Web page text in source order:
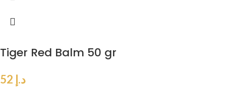
Tiger Red Balm 50 gr
د.إ